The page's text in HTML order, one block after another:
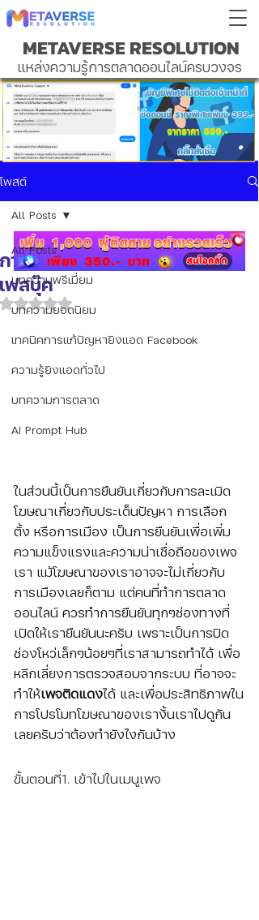
METAVERSE RESOLUTION
แหล่งความรู้การตลาดออนไลน์ครบวงจร
โพสต์
All Posts
บทความพรีเมี่ยม
บทความยอดนิยม
เทคนิคการแก้ปัญหายิงแอด Facebook
ความรู้ยิงแอดทั่วไป
บทความการตลาด
AI Prompt Hub
All Posts
การยืนยัน บัญชีเพจเพื่อยิงแอด
เฟสบุ๊ค
ได้รับ NaN เต็ม 5 ดาว
ในส่วนนี้เป็นการยืนยันเกี่ยวกับการละเมิด
โฆษณาเกี่ยวกับประเด็นปัญหา การเลือก
ตั้ง หรือการเมือง เป็นการยืนยันเพื่อเพิ่ม
ความแข็งแรงและความน่าเชื่อถือของเพจ
เรา แม้โฆษณาของเราอาจจะไม่เกี่ยวกับ
การเมืองเลยก็ตาม แต่คนที่ทำการตลาด
ออนไลน์ ควรทำการยืนยันทุกๆช่องทางที่
เปิดให้เรายืนยันนะครับ เพราะเป็นการปิด
ช่องโหว่เล็กๆน้อยๆที่เราสามารถทำได้ เพื่อ
หลีกเลี่ยงการตรวจสอบจากระบบ ที่อาจจะ
ทำให้เพจติดแดงได้ และเพื่อประสิทธิภาพใน
การโปรโมทโฆษณาของเรางั้นเราไปดูกัน
เลยครับว่าต้องทำยังไงกันบ้าง
ขั้นตอนที่1. เข้าไปในเมนูเพจ